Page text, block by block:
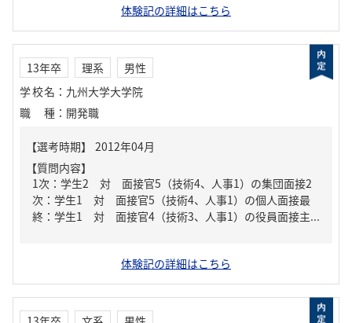
体験記の詳細はこちら
13年卒 理系
男性
学校名 ： 九州大学大学院
職種 ： 開発職
【質問内容】
1次：学生2 対 面接官5（技術4、人事1）の集団面接2
次：学生1 対 面接官5（技術4、人事1）の個人面接最
終：学生1 対 面接官4（技術3、人事1）の役員面接主...
体験記の詳細はこちら